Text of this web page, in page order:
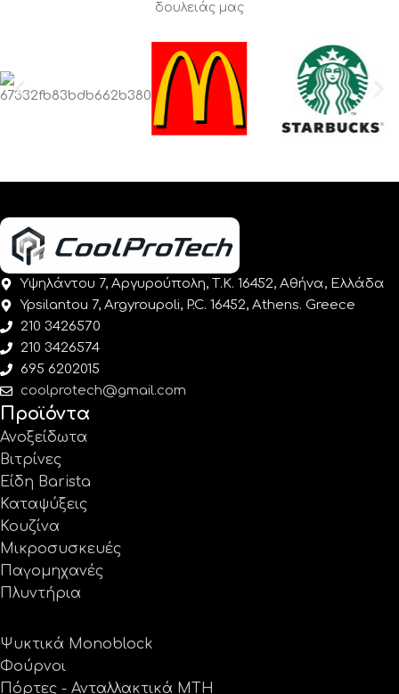
δουλειάς μας
Υψηλάντου 7, Αργυρούπολη, Τ.Κ. 16452, Αθήνα, Ελλάδα
Ypsilantou 7, Argyroupoli, P.C. 16452, Athens. Greece
210 3426570
210 3426574
695 6202015
coolprotech@gmail.com
Προϊόντα
Ανοξείδωτα
Βιτρίνες
Είδη Barista
Καταψύξεις
Κουζίνα
Μικροσυσκευές
Παγομηχανές
Πλυντήρια
Ψυκτικά Monoblock
Φούρνοι
Πόρτες - Ανταλλακτικά MTH